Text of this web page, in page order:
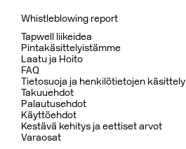
Whistleblowing report
Tapwell liikeidea
Pintakäsittelyistämme
Laatu ja Hoito
FAQ
Tietosuoja ja henkilötietojen käsittely
Takuuehdot
Palautusehdot
Käyttöehdot
Kestävä kehitys ja eettiset arvot
Varaosat